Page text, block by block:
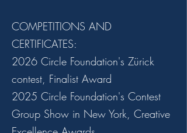
COMPETITIONS AND
CERTIFICATES:
2026 Circle Foundation's Zürick
contest, Finalist Award
2025 Circle Foundation's Contest
Group Show in New York, Creative